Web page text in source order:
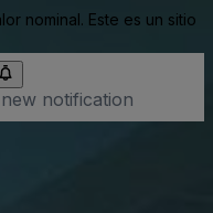
nominal. Este es un sitio
new notification